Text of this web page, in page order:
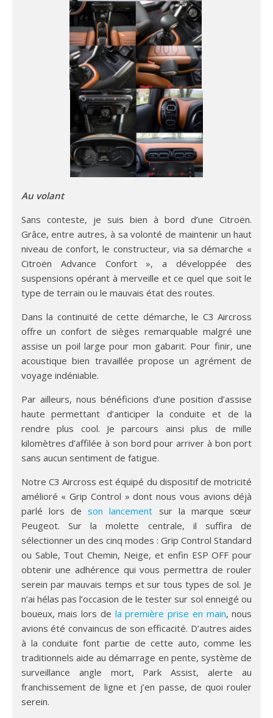
Au volant
Sans conteste, je suis bien à bord d’une Citroën.
Grâce, entre autres, à sa volonté de maintenir un haut
niveau de confort, le constructeur, via sa démarche «
Citroën Advance Confort », a développée des
suspensions opérant à merveille et ce quel que soit le
type de terrain ou le mauvais état des routes.
Dans la continuité de cette démarche, le C3 Aircross
offre un confort de sièges remarquable malgré une
assise un poil large pour mon gabarit. Pour finir, une
acoustique bien travaillée propose un agrément de
voyage indéniable.
Par ailleurs, nous bénéficions d’une position d’assise
haute permettant d’anticiper la conduite et de la
rendre plus cool. Je parcours ainsi plus de mille
kilomètres d’affilée à son bord pour arriver à bon port
sans aucun sentiment de fatigue.
Notre C3 Aircross est équipé du dispositif de motricité
amélioré « Grip Control » dont nous vous avions déjà
parlé lors deson lancement sur la marque sœur
Peugeot. Sur la molette centrale, il suffira de
sélectionner un des cinq modes : Grip Control Standard
ou Sable, Tout Chemin, Neige, et enfin ESP OFF pour
obtenir une adhérence qui vous permettra de rouler
serein par mauvais temps et sur tous types de sol. Je
n’ai hélas pas l’occasion de le tester sur sol enneigé ou
boueux, mais lors de la première prise en main, nous
avions été convaincus de son efficacité. D’autres aides
à la conduite font partie de cette auto, comme les
traditionnels aide au démarrage en pente, système de
surveillance angle mort, Park Assist, alerte au
franchissement de ligne et j’en passe, de quoi rouler
serein.